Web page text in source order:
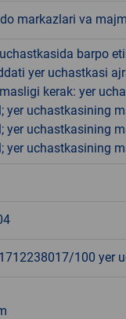
markazlari va
barpo
yer uchastkasi
kerak: yer
yer uchastkasining
yer uchastkasining
yer uchastkasining
100 yer